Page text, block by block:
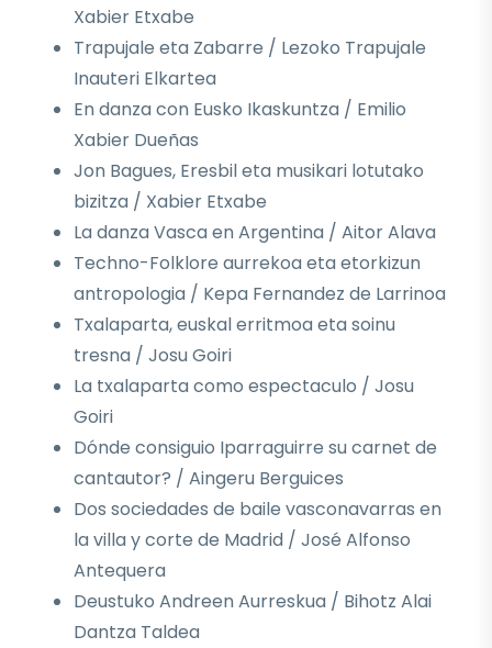
Xabier Etxabe
Trapujale eta Zabarre / Lezoko Trapujale
Inauteri Elkartea
En danza con Eusko Ikaskuntza / Emilio
Xabier Dueñas
Jon Bagues, Eresbil eta musikari lotutako
bizitza / Xabier Etxabe
La danza Vasca en Argentina / Aitor Alava
Techno-Folklore aurrekoa eta etorkizun
antropologia / Kepa Fernandez de Larrinoa
Txalaparta, euskal erritmoa eta soinu
tresna / Josu Goiri
La txalaparta como espectaculo / Josu
Goiri
Dónde consiguio Iparraguirre su carnet de
cantautor? / Aingeru Berguices
Dos sociedades de baile vasconavarras en
la villa y corte de Madrid / José Alfonso
Antequera
Deustuko Andreen Aurreskua / Bihotz Alai
Dantza Taldea